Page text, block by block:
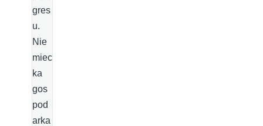
gres
u.
Nie
miec
ka
gos
pod
arka